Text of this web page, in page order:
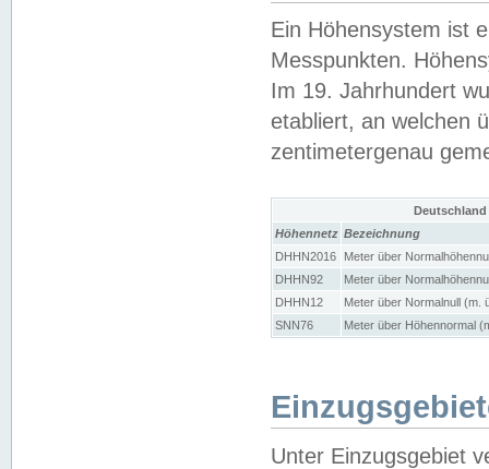
Ein Höhensystem ist
Messpunkten.
Im 19. Jahrhundert
etabliert, an welchen
zentimetergenau
Höhennetz Bezeichnung
DHHN2016
Meter über
DHHN92
Meter über
DHHN12
Meter über Normalnull (m.
SNN76
Meter über Höhennormal
Unter Einzugsgebiet